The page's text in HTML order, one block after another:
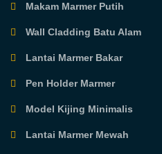
Makam Marmer Putih
Wall Cladding Batu Alam
Lantai Marmer Bakar
Pen Holder Marmer
Model Kijing Minimalis
Lantai Marmer Mewah